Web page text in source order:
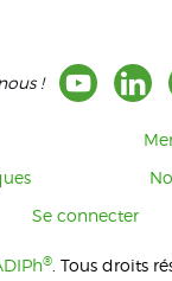
!
® . Tous droits
Se connecter